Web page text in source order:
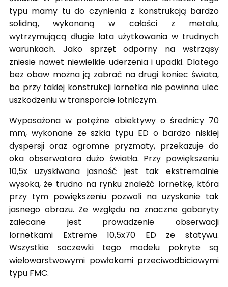
typu mamy tu do czynienia z konstrukcją bardzo
solidną, wykonaną w całości z metalu,
wytrzymującą długie lata użytkowania w trudnych
warunkach. Jako sprzęt odporny na wstrząsy
zniesie nawet niewielkie uderzenia i upadki. Dlatego
bez obaw można ją zabrać na drugi koniec świata,
bo przy takiej konstrukcji lornetka nie powinna ulec
uszkodzeniu w transporcie lotniczym.
Wyposażona w potężne obiektywy o średnicy 70
mm, wykonane ze szkła typu ED o bardzo niskiej
dyspersji oraz ogromne pryzmaty, przekazuje do
oka obserwatora dużo światła. Przy powiększeniu
10,5x uzyskiwana jasność jest tak ekstremalnie
wysoka, że trudno na rynku znaleźć lornetkę, która
przy tym powiększeniu pozwoli na uzyskanie tak
jasnego obrazu. Ze względu na znaczne gabaryty
zalecane jest prowadzenie obserwacji
lornetkami Extreme 10,5x70 ED ze statywu.
Wszystkie soczewki tego modelu pokryte są
wielowarstwowymi powłokami przeciwodbiciowymi
typu FMC.